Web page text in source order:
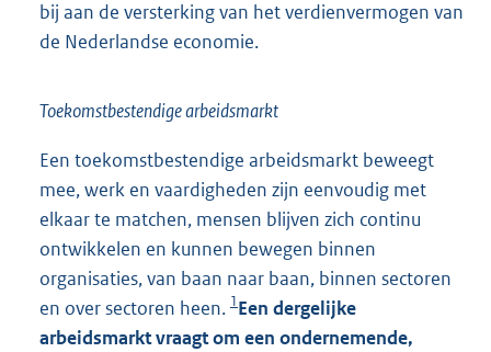
bij aan de versterking van het verdienvermogen van
de Nederlandse economie.
Toekomstbestendige arbeidsmarkt
Een toekomstbestendige arbeidsmarkt beweegt
mee, werk en vaardigheden zijn eenvoudig met
elkaar te matchen, mensen blijven zich continu
ontwikkelen en kunnen bewegen binnen
organisaties, van baan naar baan, binnen sectoren
en over sectoren heen. 1Een dergelijke
arbeidsmarkt vraagt om een ondernemende,